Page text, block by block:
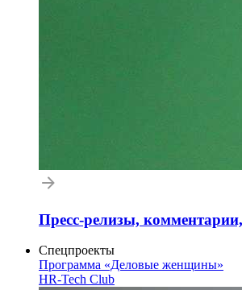
Пресс-релизы,
Спецпроекты
Программа «Деловые женщины»
HR-Tech Club